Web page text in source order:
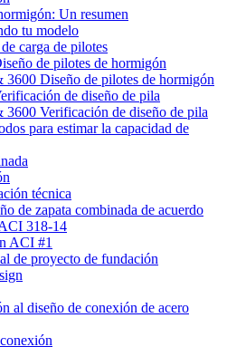
Un resumen
tu modelo
carga de pilotes
de pilotes de hormigón
3600 Diseño de pilotes de hormigón
de diseño de pila
3600 Verificación de diseño de pila
para estimar la capacidad de
técnica
de zapata combinada de acuerdo
318-14
ACI #1
de proyecto de fundación
al diseño de conexión de acero